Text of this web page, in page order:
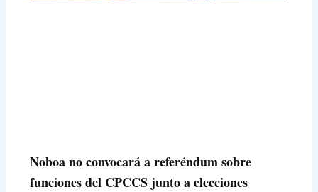
Noboa no convocará a referéndum sobre
funciones del CPCCS junto a elecciones